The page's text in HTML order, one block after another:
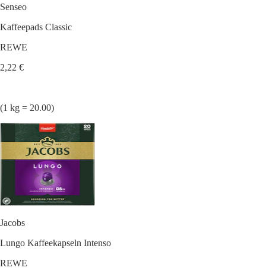
Senseo
Kaffeepads Classic
REWE
2,22 €
(1 kg = 20.00)
Jacobs
Lungo Kaffeekapseln Intenso
REWE